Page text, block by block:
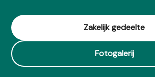
Zakelijk gedeelte
Fotogalerij